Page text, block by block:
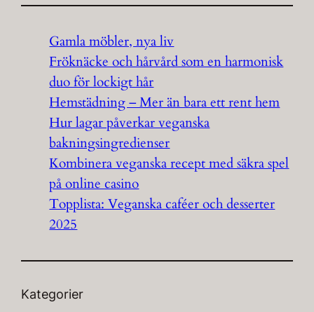
Gamla möbler, nya liv
Fröknäcke och hårvård som en harmonisk
duo för lockigt hår
Hemstädning – Mer än bara ett rent hem
Hur lagar påverkar veganska
bakningsingredienser
Kombinera veganska recept med säkra spel
på online casino
Topplista: Veganska caféer och desserter
2025
Kategorier